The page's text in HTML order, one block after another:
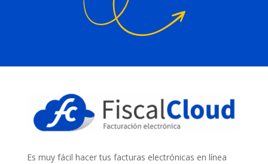
Es muy fácil hacer tus facturas electrónicas en línea